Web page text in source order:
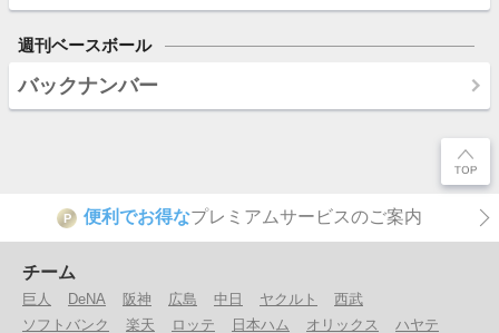
週刊ベースボール
バックナンバー
P 便利でお得なプレミアムサービスのご案内
チーム
巨人 DeNA 阪神 広島 中日 ヤクルト
西武
ソフトバンク
楽天 ロッテ 日本ハム オリックス ハヤテ